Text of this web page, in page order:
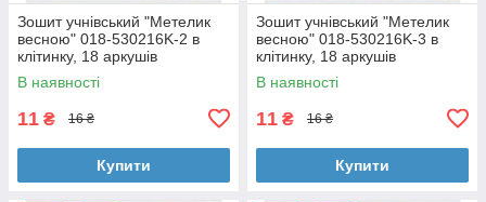
Зошит учнівський "Метелик
весною" 018-530216K-2 в
клітинку, 18 аркушів
В наявності
11 ₴ 16 ₴
Купити
Зошит учнівський "Метелик
весною" 018-530216K-3 в
клітинку, 18 аркушів
В наявності
11 ₴ 16 ₴
Купити